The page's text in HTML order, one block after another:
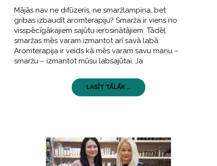
Mājās nav ne difūzeris, ne smaržlampiņa, bet
gribas izbaudīt aromterapiju? Smarža ir viens no
visspēcīgākajiem sajūtu ierosinātājiem. Tādēļ
smaržas mēs varam izmantot arī savā labā.
Aromterapija ir veids kā mēs varam savu maņu –
smaržu – izmantot mūsu labsajūtai. Ja
LASĪT TĀLĀK ...